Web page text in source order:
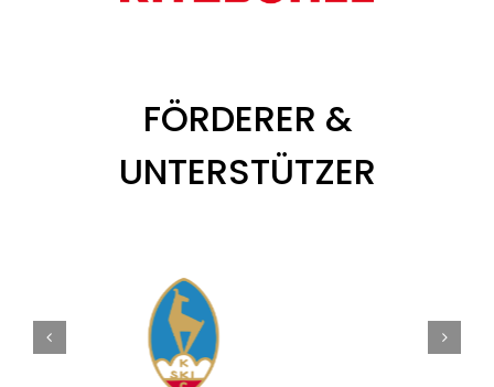
FÖRDERER &
UNTERSTÜTZER